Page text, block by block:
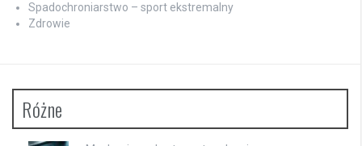
Spadochroniarstwo – sport ekstremalny
Zdrowie
Różne